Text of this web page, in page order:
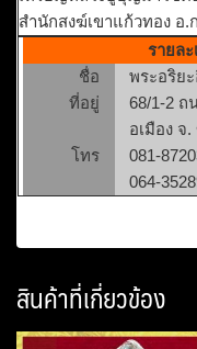
สำนักสงฆ์เขาแก้วทอง อ
รายล
ชื่อ
พระอริย
ที่อยู่
68/1-2 ถ
อเมือง จ
โทร
081-
064-
สินค้าที่เกี่ยวข้อง